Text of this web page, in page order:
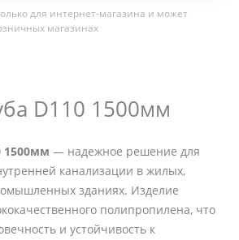
для интернет-магазина и может
магазинах
D110 1500мм
1500мм — надежное решение для
канализации в жилых,
зданиях. Изделие
полипропилена, что
и устойчивость к